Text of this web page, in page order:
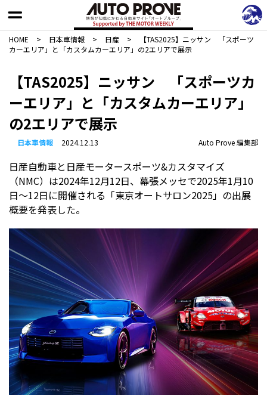
HOME > 日本車情報​ > 日産 >
【TAS2025】ニッサン 「スポーツ
カーエリア」と「カスタムカーエリア」の2エリアで展示
【TAS2025】ニッサン 「スポーツカ
ーエリア」と「カスタムカーエリア」
の2エリアで展示
日本車情報​ 2024.12.13 Auto Prove 編集部
日産自動車と日産モータースポーツ&カスタマイズ
（NMC）は2024年12月12日、幕張メッセで2025年1月10
日～12日に開催される「東京オートサロン2025」の出展
概要を発表した。